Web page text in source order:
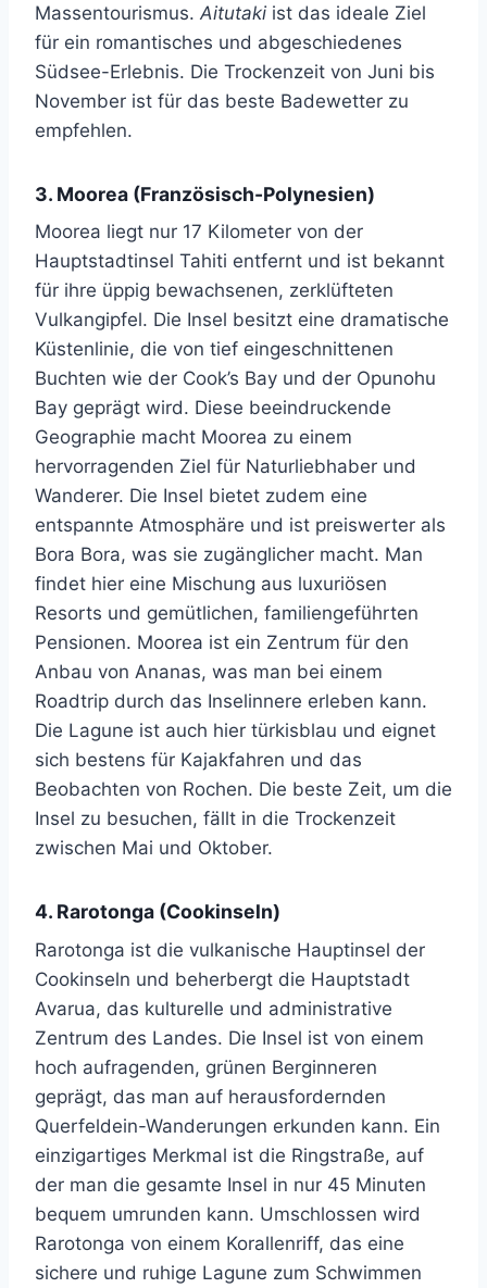
Massentourismus. Aitutaki ist das ideale Ziel
für ein romantisches und abgeschiedenes
Südsee-Erlebnis. Die Trockenzeit von Juni bis
November ist für das beste Badewetter zu
empfehlen.
3. Moorea (Französisch-Polynesien)
Moorea liegt nur 17 Kilometer von der
Hauptstadtinsel Tahiti entfernt und ist bekannt
für ihre üppig bewachsenen, zerklüfteten
Vulkangipfel. Die Insel besitzt eine dramatische
Küstenlinie, die von tief eingeschnittenen
Buchten wie der Cook’s Bay und der Opunohu
Bay geprägt wird. Diese beeindruckende
Geographie macht Moorea zu einem
hervorragenden Ziel für Naturliebhaber und
Wanderer. Die Insel bietet zudem eine
entspannte Atmosphäre und ist preiswerter als
Bora Bora, was sie zugänglicher macht. Man
findet hier eine Mischung aus luxuriösen
Resorts und gemütlichen, familiengeführten
Pensionen. Moorea ist ein Zentrum für den
Anbau von Ananas, was man bei einem
Roadtrip durch das Inselinnere erleben kann.
Die Lagune ist auch hier türkisblau und eignet
sich bestens für Kajakfahren und das
Beobachten von Rochen. Die beste Zeit, um die
Insel zu besuchen, fällt in die Trockenzeit
zwischen Mai und Oktober.
4. Rarotonga (Cookinseln)
Rarotonga ist die vulkanische Hauptinsel der
Cookinseln und beherbergt die Hauptstadt
Avarua, das kulturelle und administrative
Zentrum des Landes. Die Insel ist von einem
hoch aufragenden, grünen Berginneren
geprägt, das man auf herausfordernden
Querfeldein-Wanderungen erkunden kann. Ein
einzigartiges Merkmal ist die Ringstraße, auf
der man die gesamte Insel in nur 45 Minuten
bequem umrunden kann. Umschlossen wird
Rarotonga von einem Korallenriff, das eine
sichere und ruhige Lagune zum Schwimmen